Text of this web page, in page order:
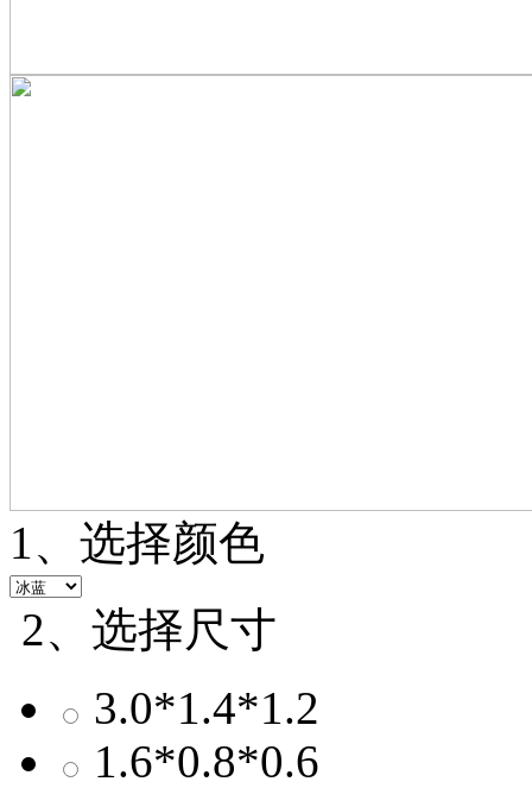
1、选择颜色
2、选择尺寸
3.0*1.4*1.2
1.6*0.8*0.6